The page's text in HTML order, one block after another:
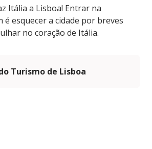
Itália a Lisboa! Entrar na
é esquecer a cidade por breves
no coração de Itália.
Turismo de Lisboa